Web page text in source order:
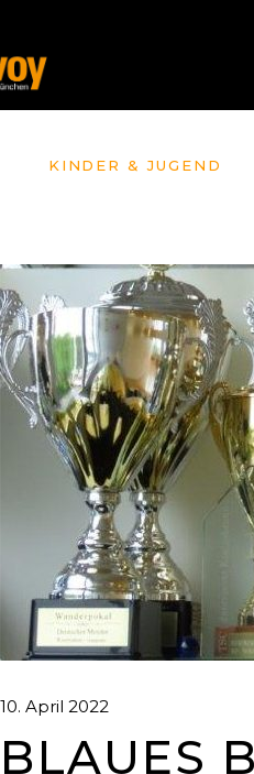
KINDER & JUGEND
10. April 2022
BLAUES